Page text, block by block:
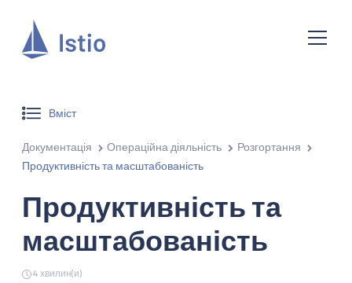
Вміст
Документація Операційна діяльність
Розгортання
Продуктивність та масштабованість
Продуктивність та
масштабованість
4 хвилин(и)